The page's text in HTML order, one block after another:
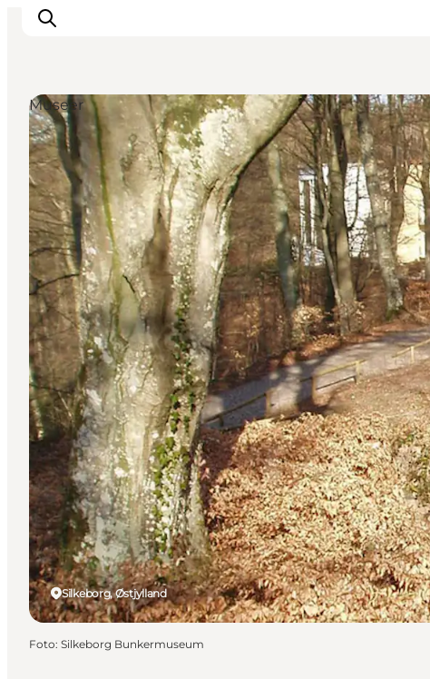
Inspiration
Destinationer
Oplevelser
Overnatning
Planlæg ferien
Silkeborg, Østjylland
Museer
Foto: Silkeborg Bunkermuseum